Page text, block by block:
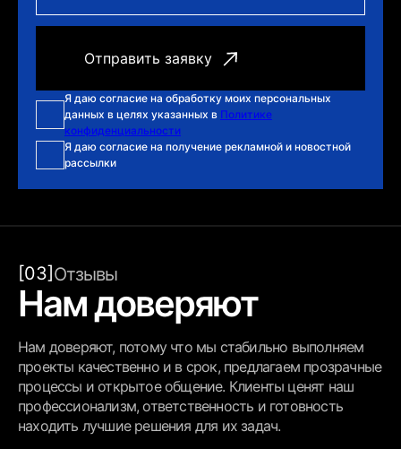
Я даю согласие на обработку моих персональных
данных в целях указанных в Политике
конфиденциальности
Я даю согласие на получение рекламной и новостной
рассылки
[03]Отзывы
Нам доверяют
Нам доверяют, потому что мы стабильно выполняем
проекты качественно и в срок, предлагаем прозрачные
процессы и открытое общение. Клиенты ценят наш
профессионализм, ответственность и готовность
находить лучшие решения для их задач.